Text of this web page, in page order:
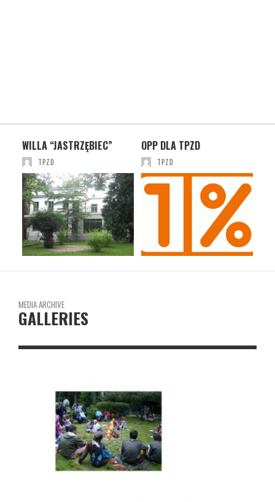
WILLA “JASTRZĘBIEC”
TPZD
OPP DLA TPZD
TPZD
MEDIA ARCHIVE
GALLERIES